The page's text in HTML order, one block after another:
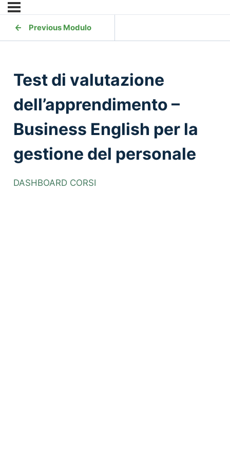
Previous Modulo
Test di valutazione
dell’apprendimento –
Business English per la
gestione del personale
DASHBOARD CORSI